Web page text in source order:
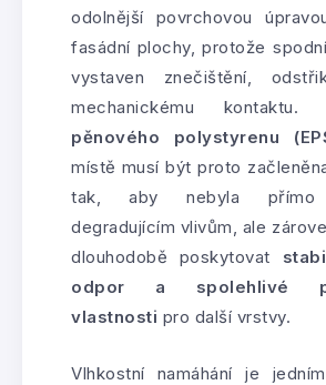
odolnější povrchovou
fasádní plochy, protože
vystaven znečištění,
mechanickému
pěnového polystyrenu
místě musí být proto
tak, aby nebyla přímo
degradujícím vlivům, ale
dlouhodobě poskytovat
odpor a spolehlivé
vlastnosti pro další vrstvy.
Vlhkostní namáhání je